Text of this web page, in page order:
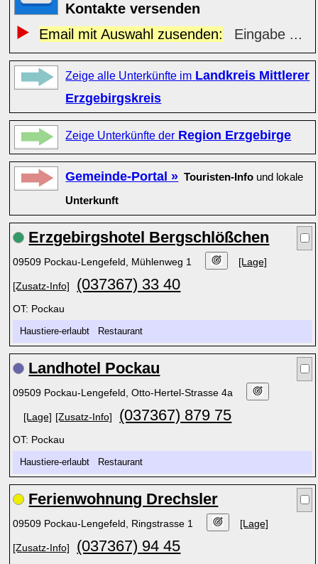
Kontakte versenden
Email mit Auswahl zusenden:
Eingabe ...
Zeige alle Unterkünfte im Landkreis Mittlerer
Erzgebirgskreis
Zeige Unterkünfte der Region Erzgebirge
Gemeinde-Portal » Touristen-Info und lokale
Unterkunft
Erzgebirgshotel Bergschlößchen
09509 Pockau-Lengefeld, Mühlenweg 1 [Lage]
[Zusatz-Info] (037367) 33 40
OT: Pockau
Haustiere-erlaubt Restaurant
Landhotel Pockau
09509 Pockau-Lengefeld, Otto-Hertel-Strasse 4a
[Lage] [Zusatz-Info] (037367) 879 75
OT: Pockau
Haustiere-erlaubt Restaurant
Ferienwohnung Drechsler
09509 Pockau-Lengefeld, Ringstrasse 1 [Lage]
[Zusatz-Info] (037367) 94 45